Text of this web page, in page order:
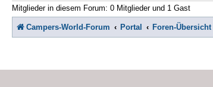
Mitglieder in diesem Forum: 0 Mitglieder und 1 Gast
Campers-World-Forum Portal Foren-Übersicht